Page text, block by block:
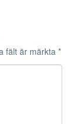
fält är märkta *